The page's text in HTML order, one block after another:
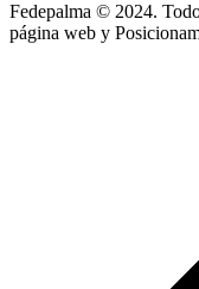
Fedepalma © 2024.
página web y